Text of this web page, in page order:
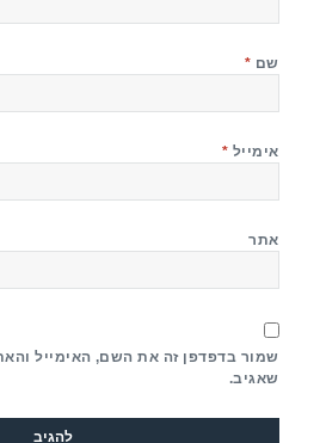
שם *
אימייל *
אתר
שמור בדפדפן זה את השם, האימייל
שאגיב.